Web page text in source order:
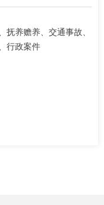
抚养赡养、交通事故、
行政案件